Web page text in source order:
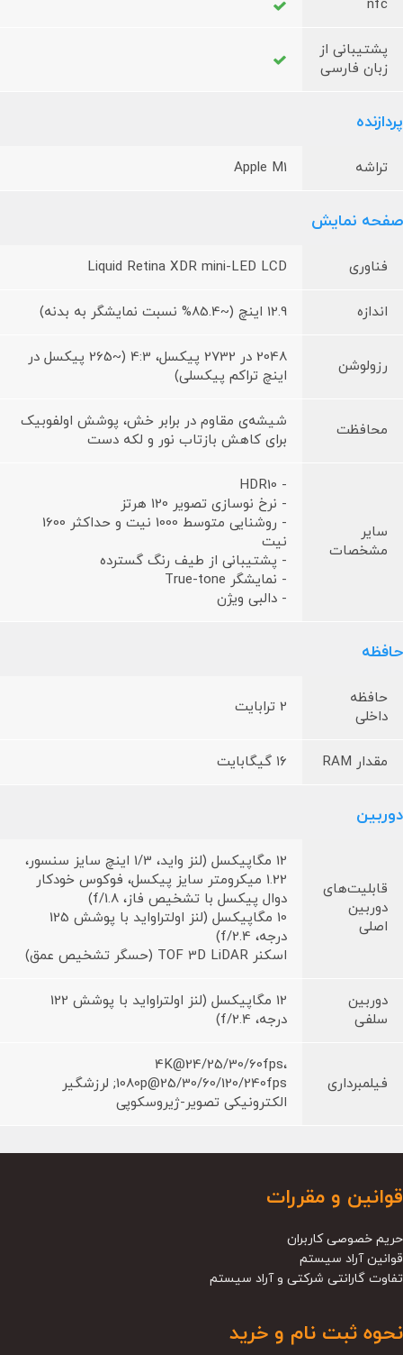
nfc
پشتیبانی از
زبان فارسی
پردازنده
تراشه Apple M1
صفحه نمایش
فناوری Liquid Retina XDR mini-LED LCD
اندازه 12.9 اینچ (~85.4% نسبت نمایشگر به بدنه)
رزولوشن
2048 در 2732 پیکسل، 4:3 (~265 پیکسل در
اینچ تراکم پیکسلی)
محافظت
شیشه‌ی مقاوم در برابر خش، پوشش اولفوبیک
برای کاهش بازتاب نور و لکه دست
سایر
مشخصات
- HDR10
- نرخ نوسازی تصویر 120 هرتز
- روشنایی متوسط 1000 نیت و حداکثر 1600
نیت
- پشتیبانی از طیف رنگ گسترده
- نمایشگر True-tone
- دالبی ویژن
حافظه
حافظه
داخلی
2 ترابایت
مقدار RAM ۱۶ گیگابایت
دوربین
قابلیت‌های
دوربین
اصلی
12 مگاپیکسل (لنز واید، 1/3 اینچ سایز سنسور،
1.22 میکرومتر سایز پیکسل، فوکوس خودکار
دوال پیکسل با تشخیص فاز، f/1.8)
10 مگاپیکسل (لنز اولتراواید با پوشش 125
درجه، f/2.4)
اسکنر TOF 3D LiDAR (حسگر تشخیص عمق)
دوربین
سلفی
12 مگاپیکسل (لنز اولتراواید با پوشش 122
درجه، f/2.4)
فیلمبرداری
4K@24/25/30/60fps،
1080p@25/30/60/120/240fps; لرزشگیر
الکترونیکی تصویر-ژیروسکوپی
قوانین و مقررات
حریم خصوصی کاربران
قوانین آراد سیستم
تفاوت گارانتی شرکتی و آراد سیستم
نحوه ثبت نام و خرید